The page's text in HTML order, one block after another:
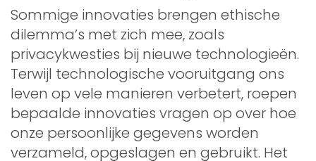
Sommige innovaties brengen ethische
dilemma’s met zich mee, zoals
privacykwesties bij nieuwe technologieën.
Terwijl technologische vooruitgang ons
leven op vele manieren verbetert, roepen
bepaalde innovaties vragen op over hoe
onze persoonlijke gegevens worden
verzameld, opgeslagen en gebruikt. Het